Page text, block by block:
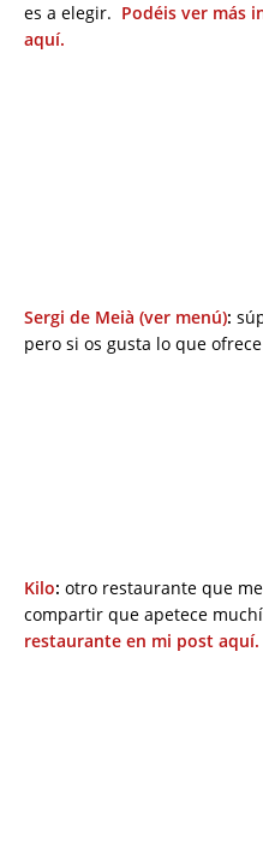
es a elegir. Podéis ver más
aquí.
Sergi de Meià (ver menú):
pero si os gusta lo que
Kilo: otro restaurante que
compartir que apetece
restaurante en mi post aquí.